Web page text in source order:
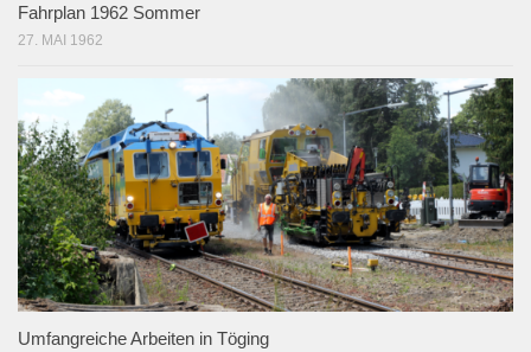
Fahrplan 1962 Sommer
27. MAI 1962
Umfangreiche Arbeiten in Töging